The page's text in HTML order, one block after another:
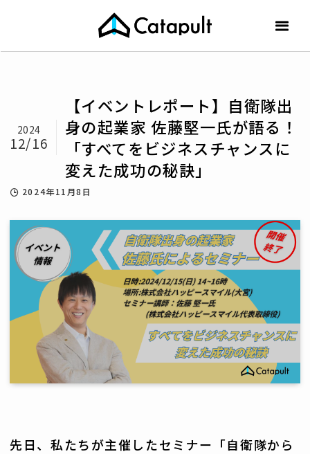
【イベントレポート】自衛隊出
身の起業家 佐藤堅一氏が語る！
「すべてをビジネスチャンスに
変えた成功の秘訣」
2024
12/16
2024年11月8日
先日、私たちが主催したセミナー「自衛隊から